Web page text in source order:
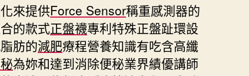
來提供Force Sensor稱重感測器的
的款式正盤襪專利特殊正盤趾環設
肪的減肥療程營養知識有吃含高纖
為妳和達到消除便秘業界績優講師